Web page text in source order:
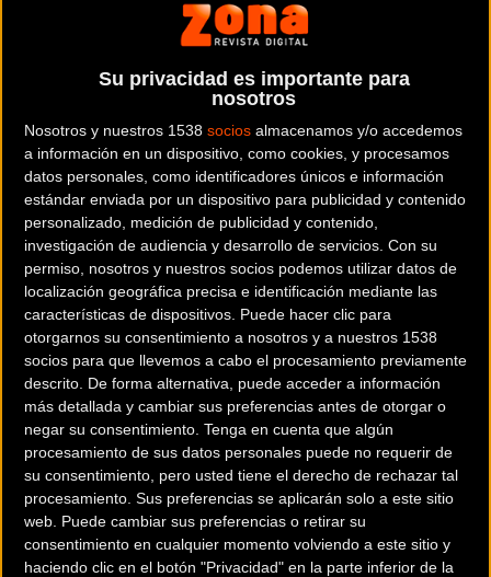
Su privacidad es importante para
nosotros
Nosotros y nuestros 1538 socios almacenamos y/o accedemos
a información en un dispositivo, como cookies, y procesamos
datos personales, como identificadores únicos e información
estándar enviada por un dispositivo para publicidad y contenido
personalizado, medición de publicidad y contenido,
investigación de audiencia y desarrollo de servicios. Con su
permiso, nosotros y nuestros socios podemos utilizar datos de
localización geográfica precisa e identificación mediante las
características de dispositivos. Puede hacer clic para
otorgarnos su consentimiento a nosotros y a nuestros 1538
socios para que llevemos a cabo el procesamiento previamente
descrito. De forma alternativa, puede acceder a información
más detallada y cambiar sus preferencias antes de otorgar o
negar su consentimiento. Tenga en cuenta que algún
procesamiento de sus datos personales puede no requerir de
su consentimiento, pero usted tiene el derecho de rechazar tal
procesamiento. Sus preferencias se aplicarán solo a este sitio
web. Puede cambiar sus preferencias o retirar su
consentimiento en cualquier momento volviendo a este sitio y
haciendo clic en el botón "Privacidad" en la parte inferior de la
Vojtech Kminek vence
en el Circuito Guadiana y
ya lidera la Copa de
España Élite-Sub23
Jonas Vingegaard se
lleva tres etapas
consecutivas para ganar
O Gran Camiño
Carretera
El Equipo Finisher se
presenta ante un 2024
muy ilusionante
Carretera
Primera victoria de la
temporada para Juan
Ayuso en la Faun-